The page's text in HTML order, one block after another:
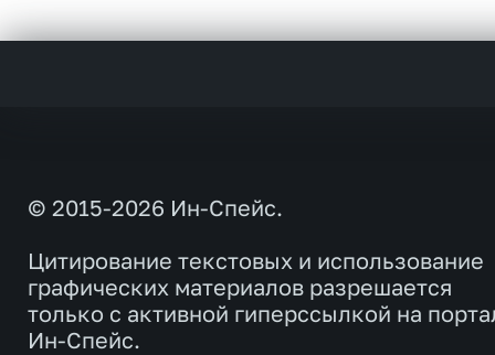
© 2015-2026 Ин-Спейс.
Цитирование текстовых и использование
графических материалов разрешается
только с активной гиперссылкой на
Ин-Спейс.